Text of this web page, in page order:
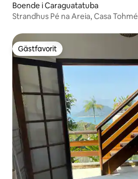
Boende i Caraguatatuba
Strandhus Pé na Areia, Casa Tohmé
Gästfavorit
Gästfavorit